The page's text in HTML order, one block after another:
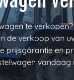
te
de verkoop van
prijsgarantie en